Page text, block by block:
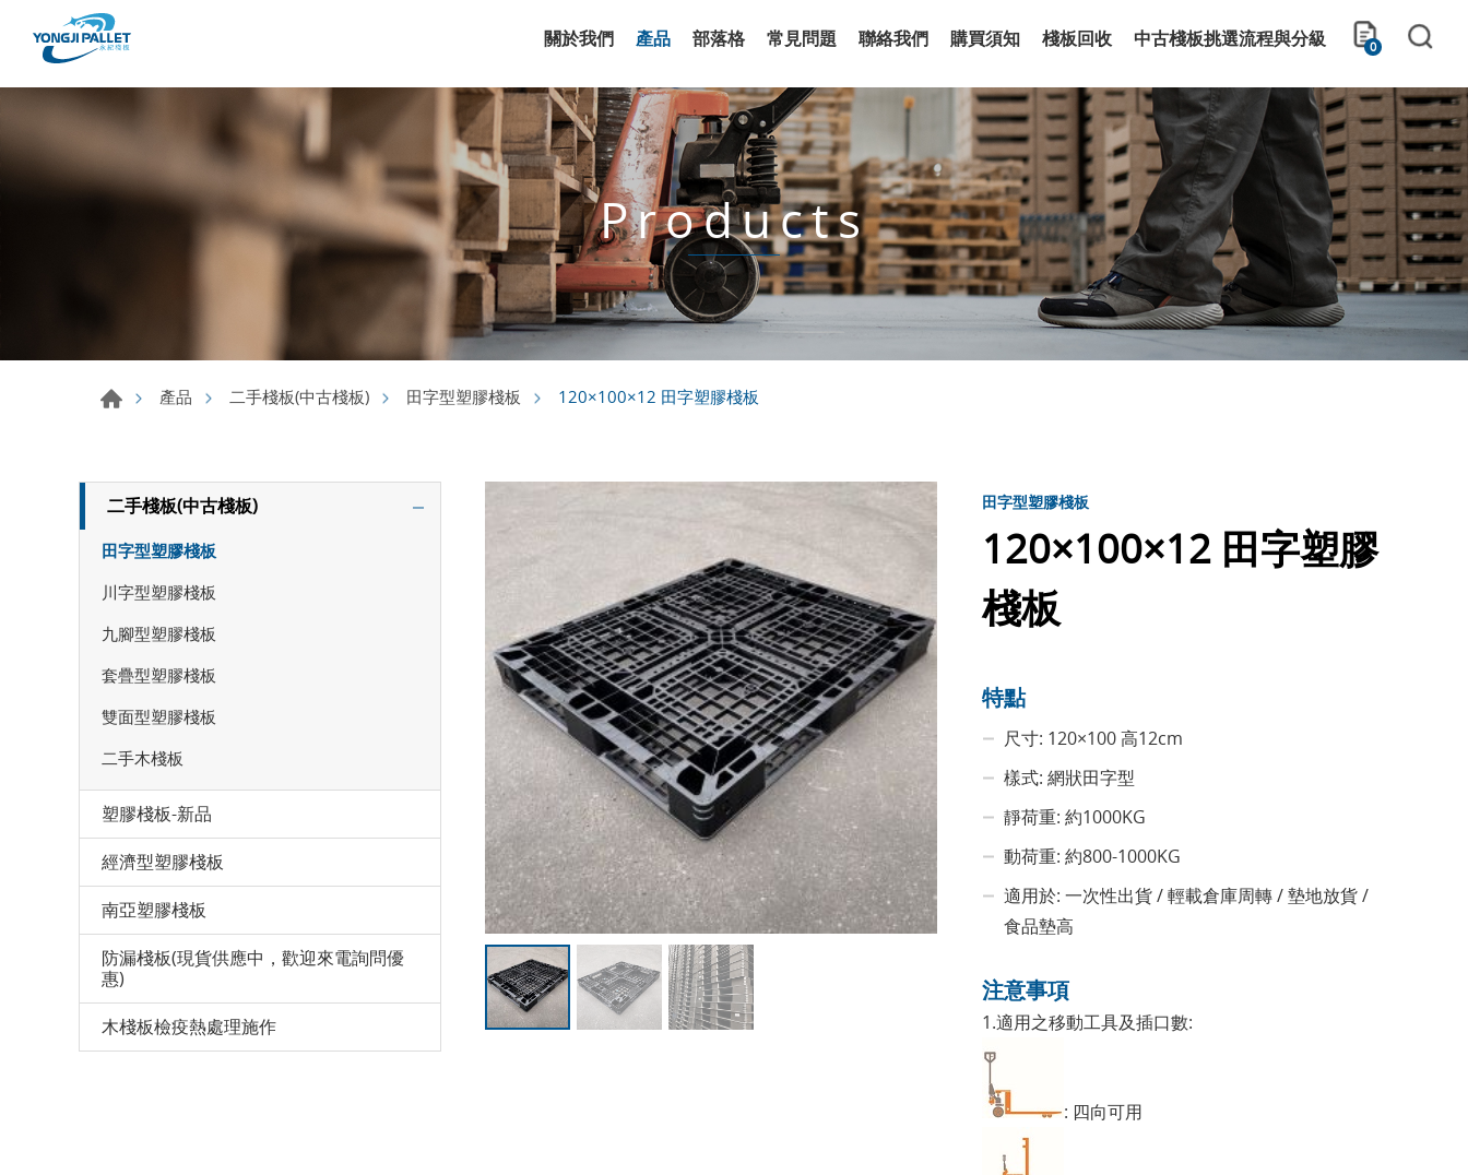
關於我們 產品 部落格 常見問題 聯絡我們 購買須知 棧板回收 中古棧板挑選流程與分級 0
Products
產品 二手棧板(中古棧板) 田字型塑膠棧板 120×100×12 田字塑膠棧板
二手棧板(中古棧板)
田字型塑膠棧板
川字型塑膠棧板
九腳型塑膠棧板
套疊型塑膠棧板
雙面型塑膠棧板
二手木棧板
塑膠棧板-新品
經濟型塑膠棧板
南亞塑膠棧板
防漏棧板(現貨供應中，歡迎來電詢問優
惠)
木棧板檢疫熱處理施作
田字型塑膠棧板
120×100×12 田字塑膠
棧板
特點
尺寸: 120×100 高12cm
樣式: 網狀田字型
靜荷重: 約1000KG
動荷重: 約800-1000KG
適用於: 一次性出貨 / 輕載倉庫周轉 / 墊地放貨 /
食品墊高
注意事項
1.適用之移動工具及插口數:
: 四向可用